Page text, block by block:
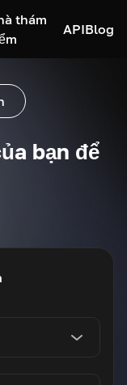
thám
APIBlog
bạn để